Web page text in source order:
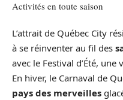
Activités en toute saison
L’attrait de Québec City
à se réinventer au fil des
avec le Festival d’Été,
En hiver, le Carnaval de
pays des merveilles